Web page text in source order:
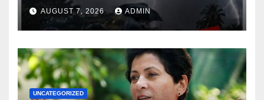
AUGUST 7, 2026 ADMIN
UNCATEGORIZED